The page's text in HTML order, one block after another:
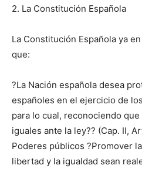
2. La Constitución Española
La Constitución Española ya
que:
?La Nación española desea
españoles en el ejercicio de
para lo cual, reconociendo
iguales ante la ley?? (Cap. II,
Poderes públicos ?Promover
libertad y la igualdad sean